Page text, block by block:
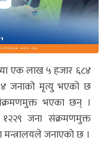
एक लाख ५ हजार ६८४
जनाको मृत्यु भएको छ
भएका छन् ।
१२२९ जना संक्रमणमुक्त
जनाएको छ ।